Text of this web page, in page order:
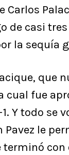
de casi
la sequía
que
cual fue
Y todo se
le
con